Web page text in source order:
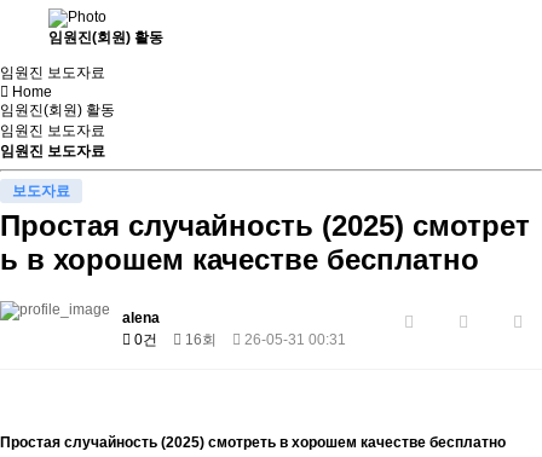
임원진(회원) 활동
임원진 보도자료
Home
임원진(회원) 활동
임원진 보도자료
임원진 보도자료
보도자료
Простая случайность (2025) смотрет
ь в хорошем качестве бесплатно
alena
0건
16회 26-05-31 00:31
Простая случайность (2025) смотреть в хорошем качестве бесплатно